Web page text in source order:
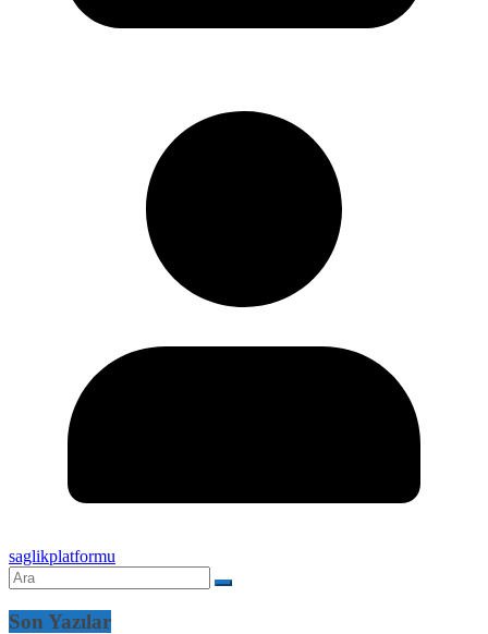
saglikplatformu
Son Yazılar